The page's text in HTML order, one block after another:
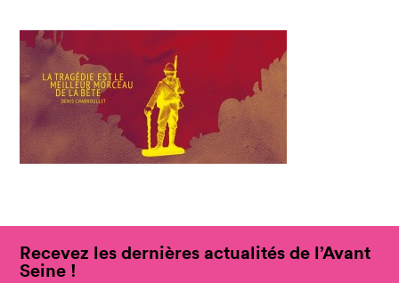
Recevez les dernières actualités de l’Avant
Seine !